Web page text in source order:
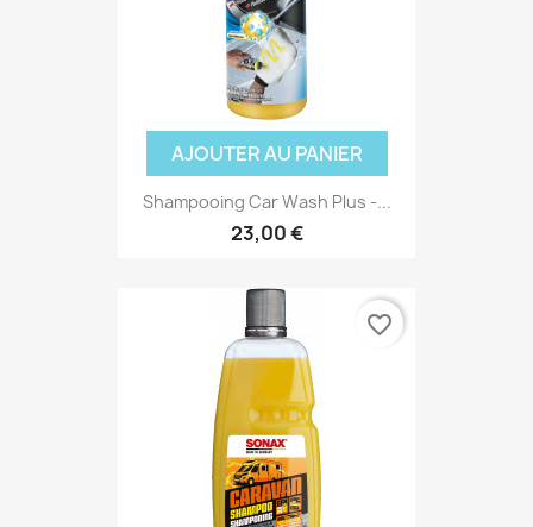
AJOUTER AU PANIER
Shampooing Car Wash Plus -...
23,00 €
favorite_border